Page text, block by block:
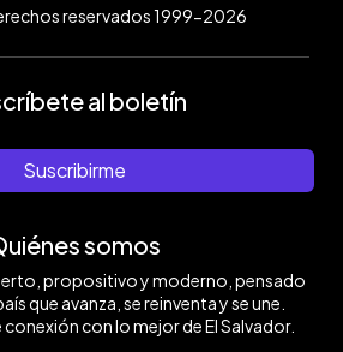
reservados 1999-2026
al boletín
Suscribirme
somos
propositivo y moderno, pensado
que avanza, se reinventa y se une.
con lo mejor de El Salvador.